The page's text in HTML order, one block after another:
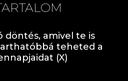
döntés, amivel te is
teheted a
(X)